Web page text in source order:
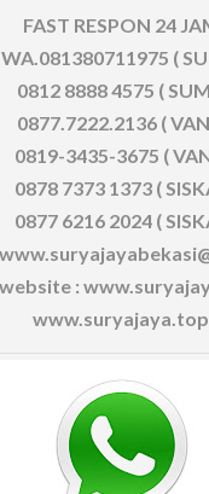
FAST RESPON 24
WA.081380711975 (
0812 8888 4575 (
0877.7222.2136 (
0819-3435-3675 (
0878 7373 1373 (
0877 6216 2024 (
website :
www.suryajaya.top